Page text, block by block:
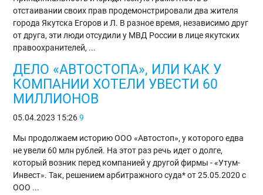
отстаивании своих прав продемонстрировали два жителя
города Якутска Егоров и Л. В разное время, независимо друг
от друга, эти люди отсудили у МВД России в лице якутских
правоохранителей, ...
ДЕЛО «АВТОСТОПА», ИЛИ КАК У
КОМПАНИИ ХОТЕЛИ УВЕСТИ 60
МИЛЛИОНОВ
05.04.2023 15:26 9
Мы продолжаем историю ООО «Автостоп», у которого едва
не увели 60 млн рублей. На этот раз речь идет о долге,
который возник перед компанией у другой фирмы - «Утум-
Инвест». Так, решением арбитражного суда* от 25.05.2020 с
ООО ...